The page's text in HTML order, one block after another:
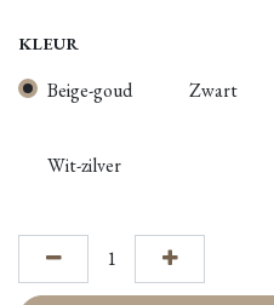
KLEUR
Beige-goud Zwart
Wit-zilver